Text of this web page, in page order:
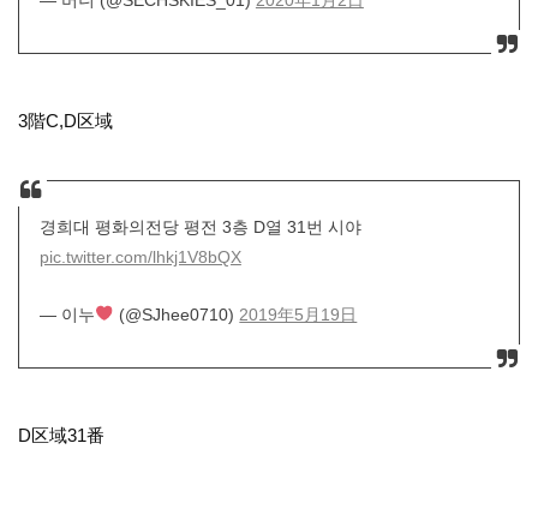
3階C,D区域
경희대 평화의전당 평전 3층 D열 31번 시야
pic.twitter.com/lhkj1V8bQX
— 이누 (@SJhee0710) 2019年5月19日
D区域31番